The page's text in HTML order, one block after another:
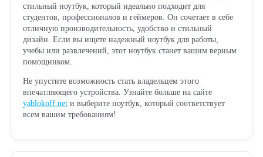
стильный ноутбук, который идеально подходит для
студентов, профессионалов и геймеров. Он сочетает в себе
отличную производительность, удобство и стильный
дизайн. Если вы ищете надежный ноутбук для работы,
учебы или развлечений, этот ноутбук станет вашим верным
помощником.
Не упустите возможность стать владельцем этого
впечатляющего устройства. Узнайте больше на сайте
yablokoff.netи выберите ноутбук, который соответствует
всем вашим требованиям!